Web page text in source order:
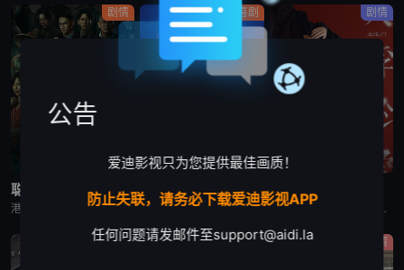
剧情
已完结
聪明镇
港台剧《聪明镇》又名：富江,Junji Ito: Bloody Smart,聰明鎮，讲述了：一对母女来到以高升学率闻名的偏远小镇，却发现这里的学生们能够成就非凡，是因为背后藏有黑暗骇人的秘密。该剧改编
喜剧
已完结
欠你的那场婚礼
港台剧《欠你的那场婚礼》又名：Dogman,欠妳的那場婚禮，讲述了：曾经凭一张帅脸与音乐才华风靡乐坛的「马子狗乐团」主唱周可杰（张孝全 饰），如今成了自我感觉良好、却再也写不出歌的落魄中年，更与妻子陈
剧情
人浮于爱
台湾剧《人浮于爱》改编自侯文咏的同名小说，故事围绕“爱情”主题，因为爱煽动着剧中主角与无数的恋人们，不惜冒着溺毙的危险，前仆后继，只为跳进湍急的河水里，谈一场载浮载沉的爱情。
惊悚 剧情 剧情
公告
爱迪影视只为您提供最佳画质！
防止失联，请务必下载爱迪影视APP
任何问题请发邮件至support@aidi.la